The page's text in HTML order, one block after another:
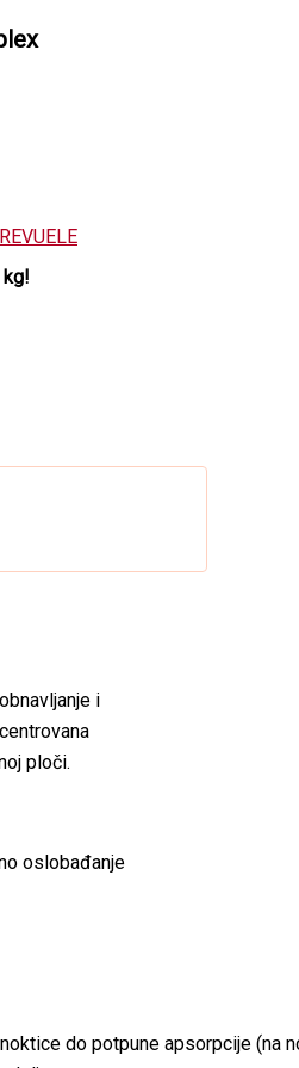
REVUELE
i
ploči.
oslobađanje
do potpune apsorpcije (na